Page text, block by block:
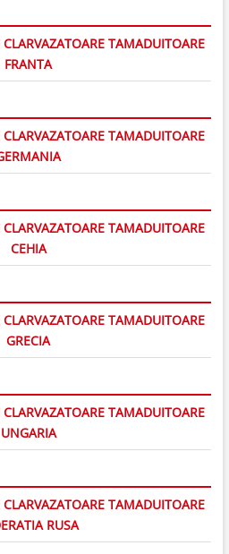
TAMADUITOARE
FRANTA
TAMADUITOARE
TAMADUITOARE
CEHIA
TAMADUITOARE
GRECIA
TAMADUITOARE
UNGARIA
TAMADUITOARE
RUSA